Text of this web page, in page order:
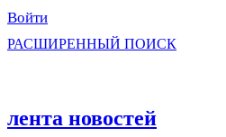
Войти
РАСШИРЕННЫЙ ПОИСК
лента новостей